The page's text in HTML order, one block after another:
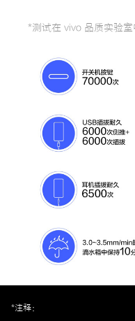
*测试在 vivo 品质实验
*注释：